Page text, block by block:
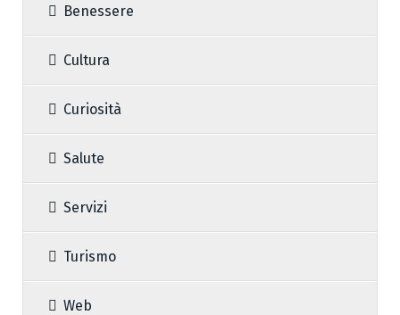
Benessere
Cultura
Curiosità
Salute
Servizi
Turismo
Web